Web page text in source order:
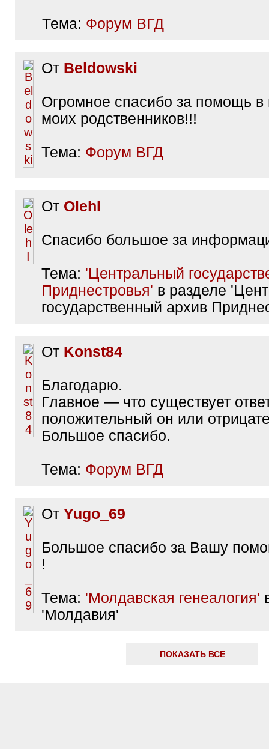
Тема: Форум ВГД
От Beldowski
Огромное спасибо за помощь в
моих родственников!!!
Тема: Форум ВГД
От OlehI
Спасибо большое за
Тема: 'Центральный
Приднестровья' в разделе
государственный архив
От Konst84
Благодарю.
Главное — что существует
положительный он или
Большое спасибо.
Тема: Форум ВГД
От Yugo_69
Большое спасибо за Вашу
!
Тема: 'Молдавская генеалогия'
'Молдавия'
ПОКАЗАТЬ ВСЕ